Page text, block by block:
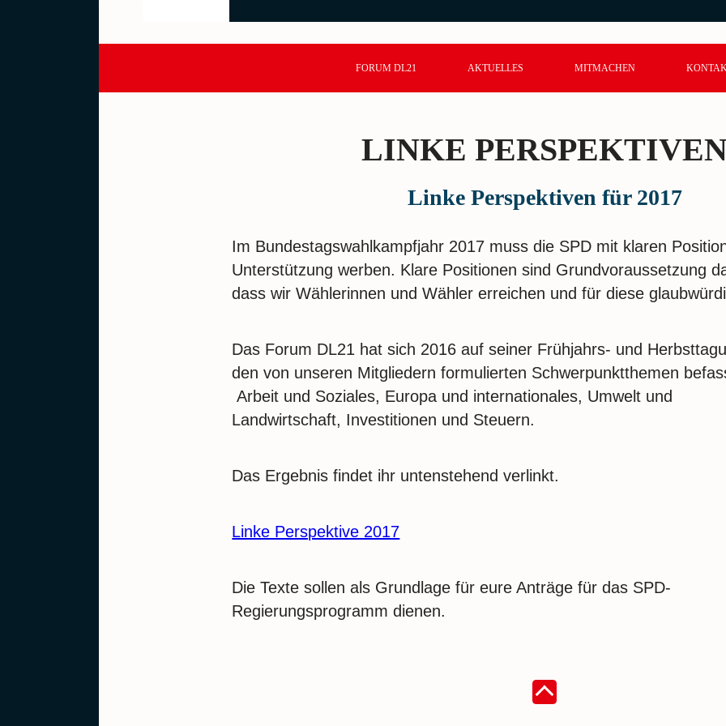
FORUM DL21 AKTUELLES MITMACHEN
LINKE
Linke Perspektiven für 2017
Im Bundestagswahlkampfjahr 2017 muss die SPD mit klaren
Unterstützung werben. Klare Positionen sind Grundvoraussetzung
dass wir Wählerinnen und Wähler erreichen und für diese
Das Forum DL21 hat sich 2016 auf seiner Frühjahrs- und
den von unseren Mitgliedern formulierten Schwerpunktthemen
Arbeit und Soziales, Europa und internationales, Umwelt und
Landwirtschaft, Investitionen und Steuern.
Das Ergebnis findet ihr untenstehend verlinkt.
Linke Perspektive 2017
Die Texte sollen als Grundlage für eure Anträge für das SPD-
Regierungsprogramm dienen.